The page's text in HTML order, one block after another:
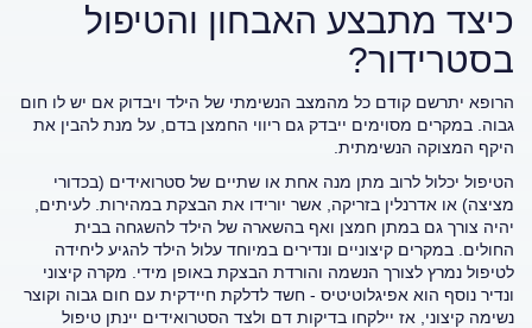
כיצד מתבצע האבחון והטיפול
בסטרידור?
הרופא יתרשם קודם כל מהמצב הנשימתי של הילד ויבדוק אם יש לו חום
גבוה. במקרים מסוימים ייבדק גם ריווי החמצן בדם, על מנת להבין את
היקף המצוקה הנשימתית.
הטיפול יכלול לרוב מתן מנה אחת או שתיים של סטרואידים (בכדורי
מציצה) או אדרנלין בזריקה, אשר יורידו את הבצקת במהירות. לעיתים,
יהיה צורך גם במתן חמצן ואף בהשארה של הילד להשגחה בבית
החולים. במקרים קיצוניים ונדירים במיוחד עלול הילד להגיע ליחידה
לטיפול נמרץ לצורך הנשמה והורדת הבצקת באופן מידי. מקרה קיצוני
ונדיר נוסף הוא אפיגלוטיטיס - חשד לדלקת חיידקית עם חום גבוה וקוצר
נשימה קיצוני, אז יילקחו בדיקות דם ולצד הסטרואידים יינתן טיפול